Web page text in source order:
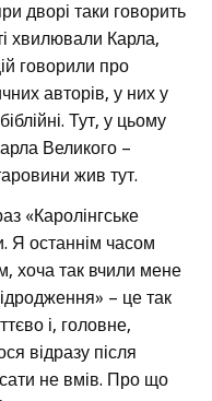
дворі таки говорить
хвилювали Карла,
говорили про
авторів, у них у
Тут, у цьому
Великого –
жив тут.
«Каролінгське
Я останнім часом
хоча так вчили мене
– це так
і, головне,
відразу після
не вмів. Про що